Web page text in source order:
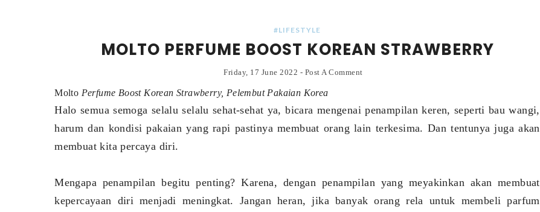
#LIFESTYLE
MOLTO PERFUME BOOST KOREAN STRAWBERRY
Friday, 17 June 2022 - Post A Comment
Molto Perfume Boost Korean Strawberry, Pelembut Pakaian Korea
Halo semua semoga selalu selalu sehat-sehat ya, bicara mengenai penampilan keren, seperti bau wangi,
harum dan kondisi pakaian yang rapi pastinya membuat orang lain terkesima. Dan tentunya juga akan
membuat kita percaya diri.
Mengapa penampilan begitu penting? Karena, dengan penampilan yang meyakinkan akan membuat
kepercayaan diri menjadi meningkat. Jangan heran, jika banyak orang rela untuk membeli parfum